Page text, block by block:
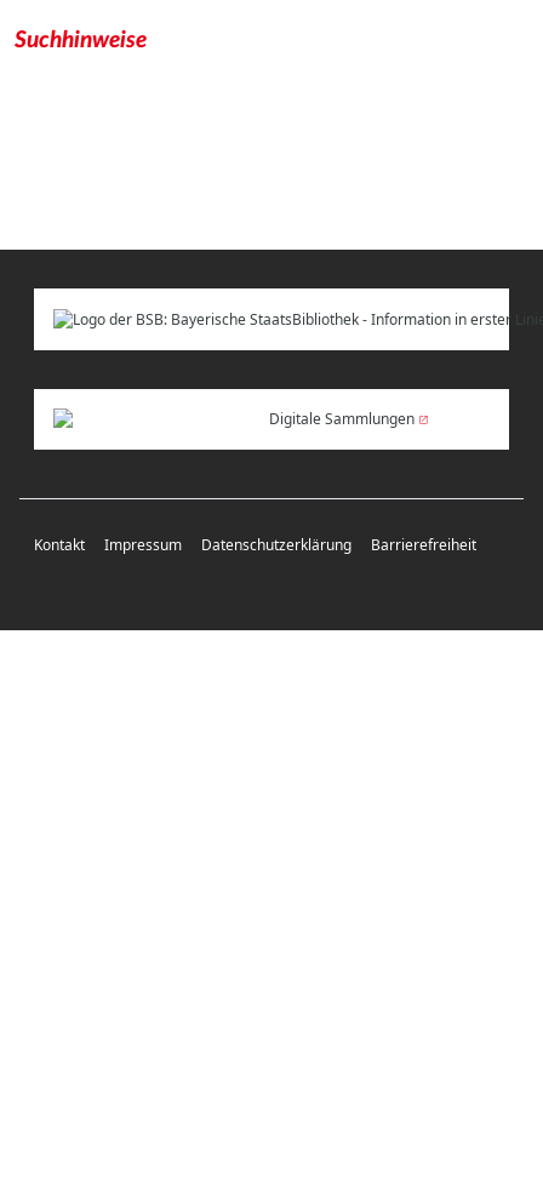
Suchhinweise
Digitale Sammlungen
Kontakt Impressum Datenschutzerklärung Barrierefreiheit